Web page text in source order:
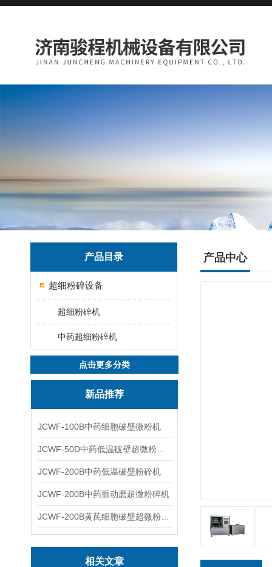
产品目录
超细粉碎设备
超细粉碎机
中药超细粉碎机
点击更多分类
新品推荐
JCWF-100B中药细胞破壁微粉机
JCWF-200B中药低温破壁粉碎机
JCWF-200B中药振动磨超微粉碎机
相关文章
产品中心